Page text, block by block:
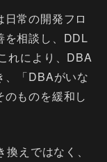
常の開発フロ
を相談し、DDL
れにより、DBA
、「DBAがいな
ものを緩和し
えではなく、